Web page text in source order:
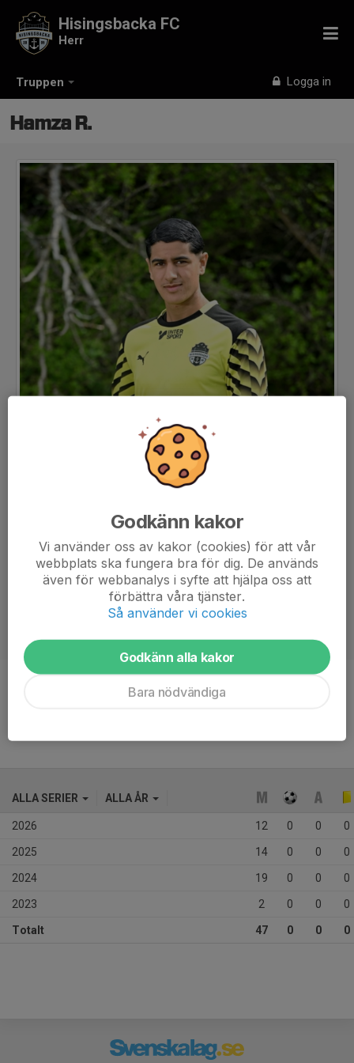
Truppen Logga in
Hisingsbacka FC
Herr
Hamza R.
18 år
ALLA SERIER ALLA ÅR
2026 12 0 0 0
2025 14 0 0 0
2024 19 0 0 0
2023 2 0 0 0
Totalt 47 0 0 0
Godkänn kakor
Vi använder oss av kakor (cookies) för att vår
webbplats ska fungera bra för dig. De används
även för webbanalys i syfte att hjälpa oss att
förbättra våra tjänster.
Så använder vi cookies
Godkänn alla kakor
Bara nödvändiga